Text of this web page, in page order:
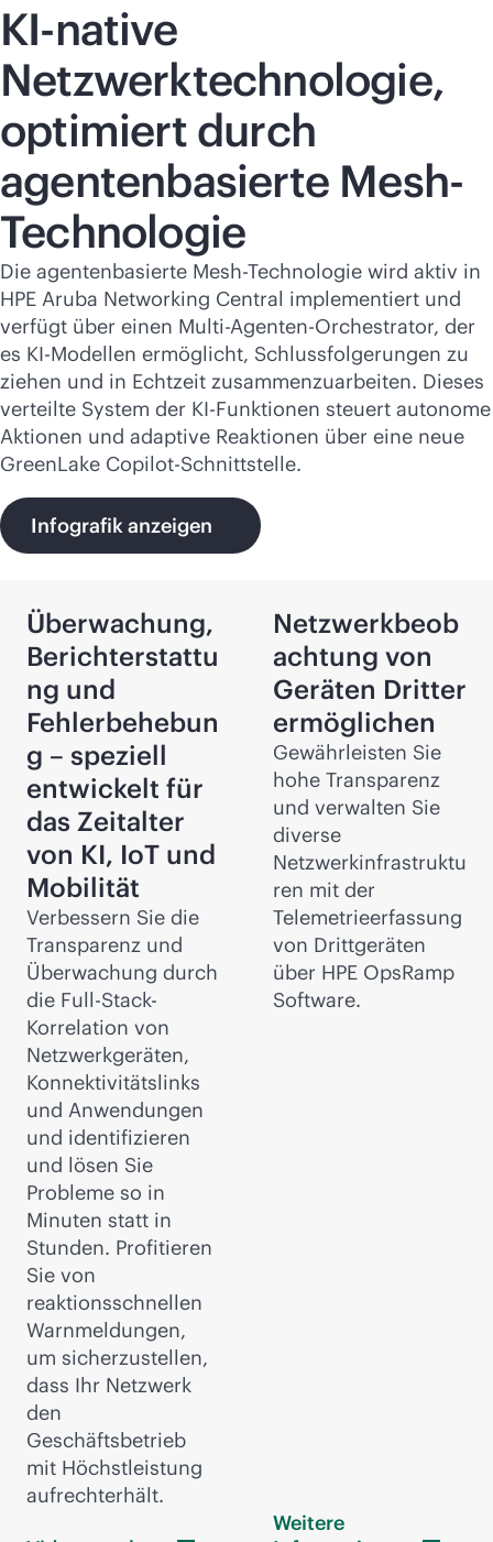
KI-native
Netzwerktechnologie,
optimiert durch
agentenbasierte Mesh-
Technologie
Die agentenbasierte Mesh-Technologie wird aktiv in
HPE Aruba Networking Central implementiert und
verfügt über einen Multi-Agenten-Orchestrator, der
es KI-Modellen ermöglicht, Schlussfolgerungen zu
ziehen und in Echtzeit zusammenzuarbeiten. Dieses
verteilte System der KI-Funktionen steuert autonome
Aktionen und adaptive Reaktionen über eine neue
GreenLake Copilot-Schnittstelle.
Infografik anzeigen
Überwachung,
Berichterstattu
ng und
Fehlerbehebun
g – speziell
entwickelt für
das Zeitalter
von KI, IoT und
Mobilität
Verbessern Sie die
Transparenz und
Überwachung durch
die Full-Stack-
Korrelation von
Netzwerkgeräten,
Konnektivitätslinks
und Anwendungen
und identifizieren
und lösen Sie
Probleme so in
Minuten statt in
Stunden. Profitieren
Sie von
reaktionsschnellen
Warnmeldungen,
um sicherzustellen,
dass Ihr Netzwerk
den
Geschäftsbetrieb
mit Höchstleistung
aufrechterhält.
Netzwerkbeob
achtung von
Geräten Dritter
ermöglichen
Gewährleisten Sie
hohe Transparenz
und verwalten Sie
diverse
Netzwerkinfrastruktu
ren mit der
Telemetrieerfassung
von Drittgeräten
über HPE OpsRamp
Software.
Weitere